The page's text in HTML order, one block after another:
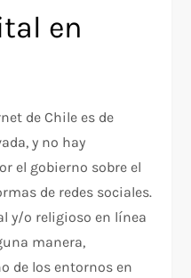
en
de Chile es de
y no hay
el gobierno sobre el
de redes sociales.
y/o religioso en línea
manera,
de los entornos en